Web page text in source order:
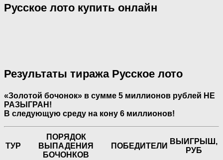
Русское лото купить онлайн
Результаты тиража Русское лото
«Золотой бочонок» в сумме 5 миллионов рублей НЕ
РАЗЫГРАН!
В следующую среду на кону 6 миллионов!
ТУР
ПОРЯДОК
ВЫПАДЕНИЯ
БОЧОНКОВ
ПОБЕДИТЕЛИ
ВЫИГРЫШ,
РУБ